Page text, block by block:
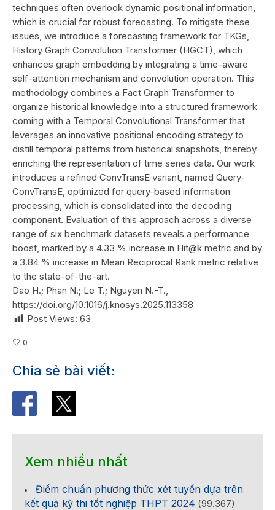
techniques often overlook dynamic positional information,
which is crucial for robust forecasting. To mitigate these
issues, we introduce a forecasting framework for TKGs,
History Graph Convolution Transformer (HGCT), which
enhances graph embedding by integrating a time-aware
self-attention mechanism and convolution operation. This
methodology combines a Fact Graph Transformer to
organize historical knowledge into a structured framework
coming with a Temporal Convolutional Transformer that
leverages an innovative positional encoding strategy to
distill temporal patterns from historical snapshots, thereby
enriching the representation of time series data. Our work
introduces a refined ConvTransE variant, named Query-
ConvTransE, optimized for query-based information
processing, which is consolidated into the decoding
component. Evaluation of this approach across a diverse
range of six benchmark datasets reveals a performance
boost, marked by a 4.33 % increase in Hit@k metric and by
a 3.84 % increase in Mean Reciprocal Rank metric relative
to the state-of-the-art.
Dao H.; Phan N.; Le T.; Nguyen N.-T.,
https://doi.org/10.1016/j.knosys.2025.113358
Post Views: 63
0
Chia sẻ bài viết:
Xem nhiều nhất
Điểm chuẩn phương thức xét tuyển dựa trên
kết quả kỳ thi tốt nghiệp THPT 2024 (99.367)